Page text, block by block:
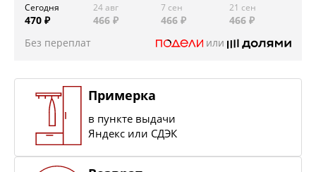
Сегодня
470 ₽
24 авг
466 ₽
7 сен
466 ₽
21 сен
466 ₽
Без переплат
или
Примерка
в пункте выдачи
Яндекс или СДЭК